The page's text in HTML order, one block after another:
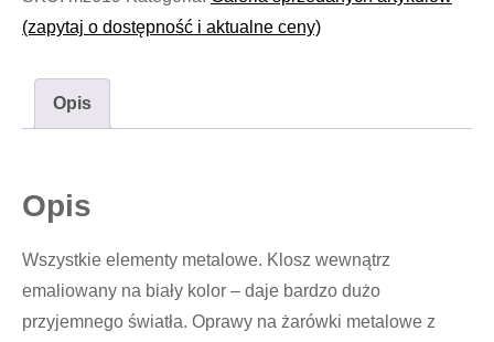
(zapytaj o dostępność i aktualne ceny)
Opis
Opis
Wszystkie elementy metalowe. Klosz wewnątrz
emaliowany na biały kolor – daje bardzo dużo
przyjemnego światła. Oprawy na żarówki metalowe z